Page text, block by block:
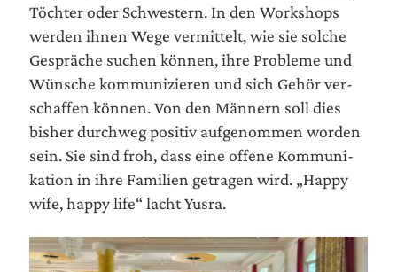
Töch­ter oder Schwes­tern. In den Work­shops
wer­den ihnen Wege ver­mit­telt, wie sie sol­che
Gesprä­che suchen kön­nen, ihre Pro­ble­me und
Wün­sche kom­mu­ni­zie­ren und sich Gehör ver­
schaf­fen kön­nen. Von den Män­nern soll dies
bis­her durch­weg posi­tiv auf­ge­nom­men wor­den
sein. Sie sind froh, dass eine offe­ne Kom­mu­ni­
ka­ti­on in ihre Fami­li­en getra­gen wird. „Hap­py
wife, hap­py life“ lacht Yusra.